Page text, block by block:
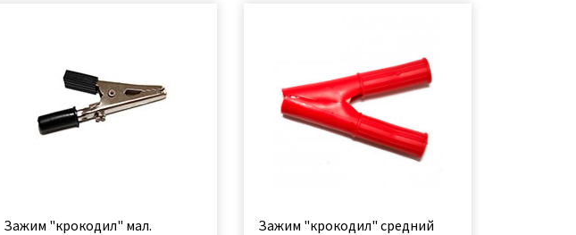
Зажим "крокодил" мал.
Зажим "крокодил" средний